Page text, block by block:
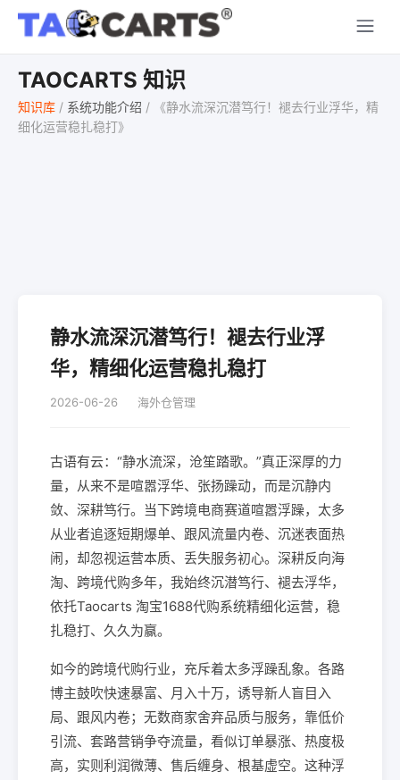
TAOCARTS 知识
知识库 / 系统功能介绍 /
《静水流深沉潜笃行！褪去行业浮华，精
细化运营稳扎稳打》
静水流深沉潜笃行！褪去行业浮
华，精细化运营稳扎稳打
2026-06-26 海外仓管理
古语有云：“静水流深，沧笙踏歌。”真正深厚的力
量，从来不是喧嚣浮华、张扬躁动，而是沉静内
敛、深耕笃行。当下跨境电商赛道喧嚣浮躁，太多
从业者追逐短期爆单、跟风流量内卷、沉迷表面热
闹，却忽视运营本质、丢失服务初心。深耕反向海
淘、跨境代购多年，我始终沉潜笃行、褪去浮华，
依托Taocarts 淘宝1688代购系统精细化运营，稳
扎稳打、久久为赢。
如今的跨境代购行业，充斥着太多浮躁乱象。各路
博主鼓吹快速暴富、月入十万，诱导新人盲目入
局、跟风内卷；无数商家舍弃品质与服务，靠低价
引流、套路营销争夺流量，看似订单暴涨、热度极
高，实则利润微薄、售后缠身、根基虚空。这种浮